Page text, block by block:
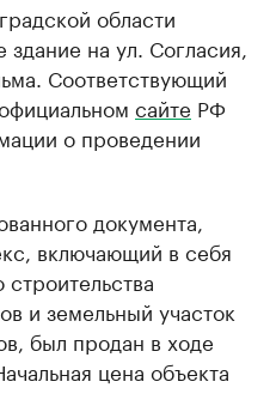
области
на ул. Согласия,
Соответствующий
сайте РФ
о проведении
документа,
включающий в себя
и земельный участок
был продан в ходе
цена объекта